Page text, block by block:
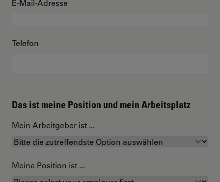
E-Mail-Adresse
Telefon
Das ist meine Position und mein Arbeitsplatz
Mein Arbeitgeber ist ...
Meine Position ist ...